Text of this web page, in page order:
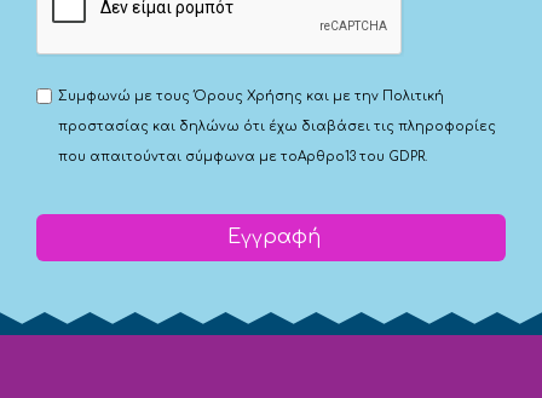
Συμφωνώ με τουςΌρους Χρήσης και με την Πολιτική
προστασίας και δηλώνω ότι έχω διαβάσει τις πληροφορίες
που απαιτούνται σύμφωνα με τοΑρθρο13 του GDPR.
Εγγραφή